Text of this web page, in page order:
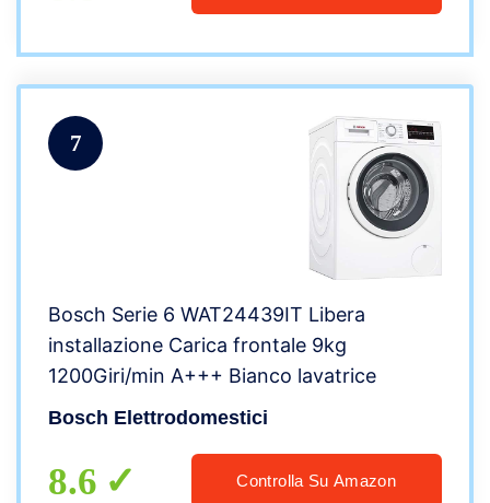
7
Bosch Serie 6 WAT24439IT Libera
installazione Carica frontale 9kg
1200Giri/min A+++ Bianco lavatrice
Bosch Elettrodomestici
8.6 Controlla Su Amazon